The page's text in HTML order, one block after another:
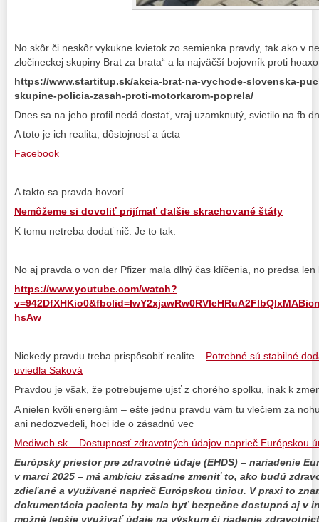
No skôr či neskôr vykukne kvietok zo semienka pravdy, tak ako v
zločineckej skupiny Brat za brata“ a la najväčší bojovník proti
https://www.startitup.sk/akcia-brat-na-vychode-slovenska-
skupine-policia-zasah-proti-motorkarom-poprela/
Dnes sa na jeho profil nedá dostať, vraj uzamknutý, svietilo na fb
A toto je ich realita, dôstojnosť a úcta
Facebook
A takto sa pravda hovorí
Nemôžeme si dovoliť prijímať ďalšie skrachované štáty
K tomu netreba dodať nič. Je to tak.
No aj pravda o von der Pfizer mala dlhý čas klíčenia, no predsa len
https://www.youtube.com/watch?
hsAw
Niekedy pravdu treba prispôsobiť realite – Potrebné sú stabilné
uviedla Saková
Pravdou je však, že potrebujeme ujsť z chorého spolku, inak k
A nielen kvôli energiám – ešte jednu pravdu vám tu vlečiem za
ani nedozvedeli, hoci ide o zásadnú vec
Mediweb.sk – Dostupnosť zdravotných údajov naprieč Európskou
Európsky priestor pre zdravotné údaje (EHDS) – nariadenie
v marci 2025 – má ambíciu zásadne zmeniť to, ako budú
zdieľané a využívané naprieč Európskou úniou. V praxi to
dokumentácia pacienta by mala byť bezpečne dostupná aj v
možné lepšie využívať údaje na výskum či riadenie